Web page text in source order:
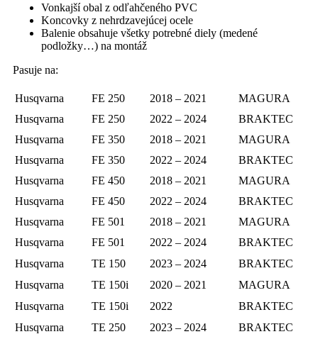
Vonkajší obal z odľahčeného PVC
Koncovky z nehrdzavejúcej ocele
Balenie obsahuje všetky potrebné diely (medené
podložky…) na montáž
Pasuje na:
Husqvarna FE 250 2018 – 2021
MAGURA
Husqvarna
FE 250 2022 – 2024
BRAKTEC
Husqvarna
FE 350 2018 – 2021
MAGURA
Husqvarna
FE 350 2022 – 2024
BRAKTEC
Husqvarna
FE 450 2018 – 2021
MAGURA
Husqvarna
FE 450 2022 – 2024
BRAKTEC
Husqvarna
FE 501 2018 – 2021
MAGURA
Husqvarna
FE 501 2022 – 2024
BRAKTEC
Husqvarna
TE 150 2023 – 2024
BRAKTEC
Husqvarna
TE 150i 2020 – 2021
MAGURA
Husqvarna
TE 150i 2022
BRAKTEC
Husqvarna
TE 250 2023 – 2024
BRAKTEC